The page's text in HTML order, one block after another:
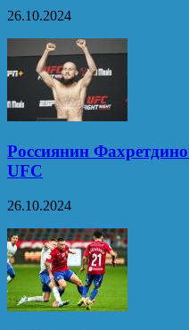
26.10.2024
Россиянин
UFC
26.10.2024